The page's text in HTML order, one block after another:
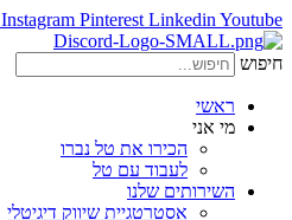
Instagram Pinterest Linkedin Youtube
חיפוש
ראשי
מי אני
הכירו את טל נברו
לעבוד עם טל
השירותים שלנו
אסטרטגיית שיווק דיגיטלי